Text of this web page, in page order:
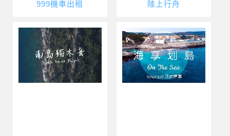
999機車出租 陸上行舟